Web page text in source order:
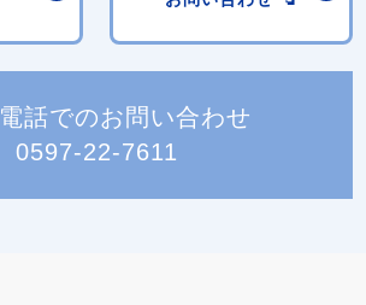
電話でのお問い合わせ
0597-22-7611